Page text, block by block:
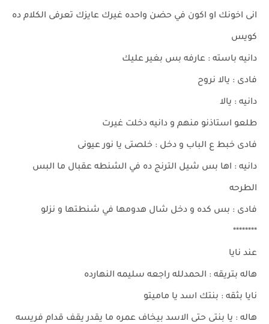
انى اخونك او اكون في حضن واحده غيرك عايزك تعرفى الكلام ده
كويس
دانيه باسته : عارفه بس بغير عليك
فادى : يالا نروح
دانيه : يالا
طلعو استاذنو منهم و دانيه دخلت غيرت
فادى خبط ع الباب و دخل : خلصتى يا نور عيونى
دانيه : اها بس شيل الترنج ده في الشنطه عقبال ما البس
الطرحه
فادى : بس كده و دخل شال هدومها في شنطتها و نزلو
********
عند نايا
هاله بتريقه : الحمدلله راجعه سليمه النهارده
نايا بثقه : بنتك اسد يا ماميتو
هاله : يا بنتى حتى الاسد بيخاف عمره ما يقدر يقف قدام فريسه